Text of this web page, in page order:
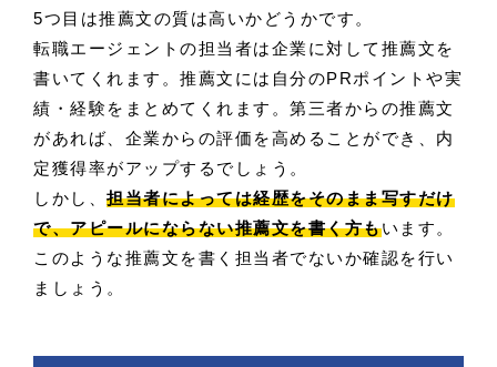
5つ目は推薦文の質は高いかどうかです。
転職エージェントの担当者は企業に対して推薦文を
書いてくれます。推薦文には自分のPRポイントや実
績・経験をまとめてくれます。第三者からの推薦文
があれば、企業からの評価を高めることができ、内
定獲得率がアップするでしょう。
しかし、 担当者によっては経歴をそのまま写すだけ
で、アピールにならない推薦文を書く方もいます。
このような推薦文を書く担当者でないか確認を行い
ましょう。